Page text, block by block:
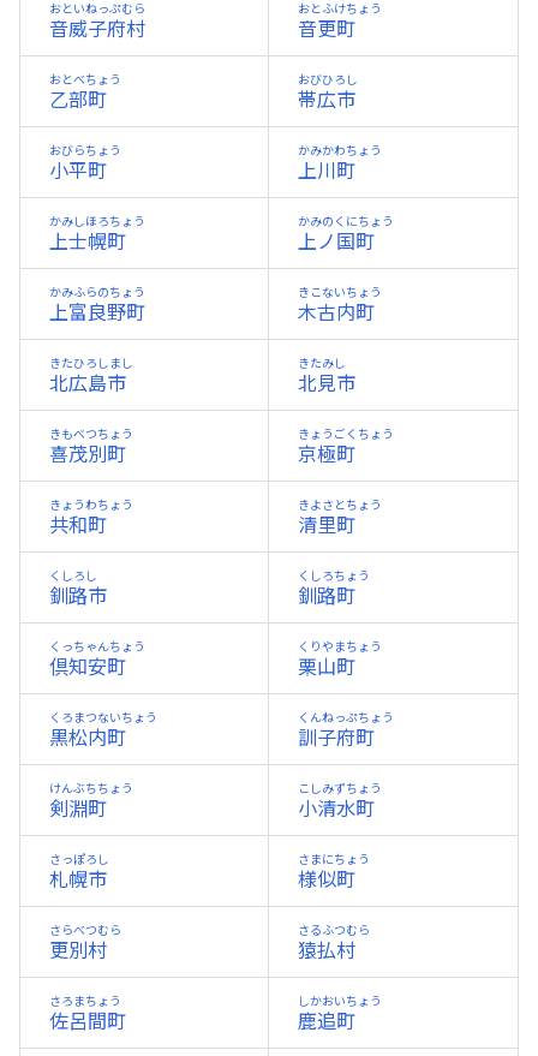
音威子府村
おといねっぷむら
音更町
おとふけちょう
乙部町
おとべちょう
帯広市
おびひろし
小平町
おびらちょう
上川町
かみかわちょう
上士幌町
かみしほろちょう
上ノ国町
かみのくにちょう
上富良野町
かみふらのちょう
木古内町
きこないちょう
北広島市
きたひろしまし
北見市
きたみし
喜茂別町
きもべつちょう
京極町
きょうごくちょう
共和町
きょうわちょう
清里町
きよさとちょう
釧路市
くしろし
釧路町
くしろちょう
倶知安町
くっちゃんちょう
栗山町
くりやまちょう
黒松内町
くろまつないちょう
訓子府町
くんねっぷちょう
剣淵町
けんぶちちょう
小清水町
こしみずちょう
札幌市
さっぽろし
様似町
さまにちょう
更別村
さらべつむら
猿払村
さるふつむら
佐呂間町
さろまちょう
鹿追町
しかおいちょう